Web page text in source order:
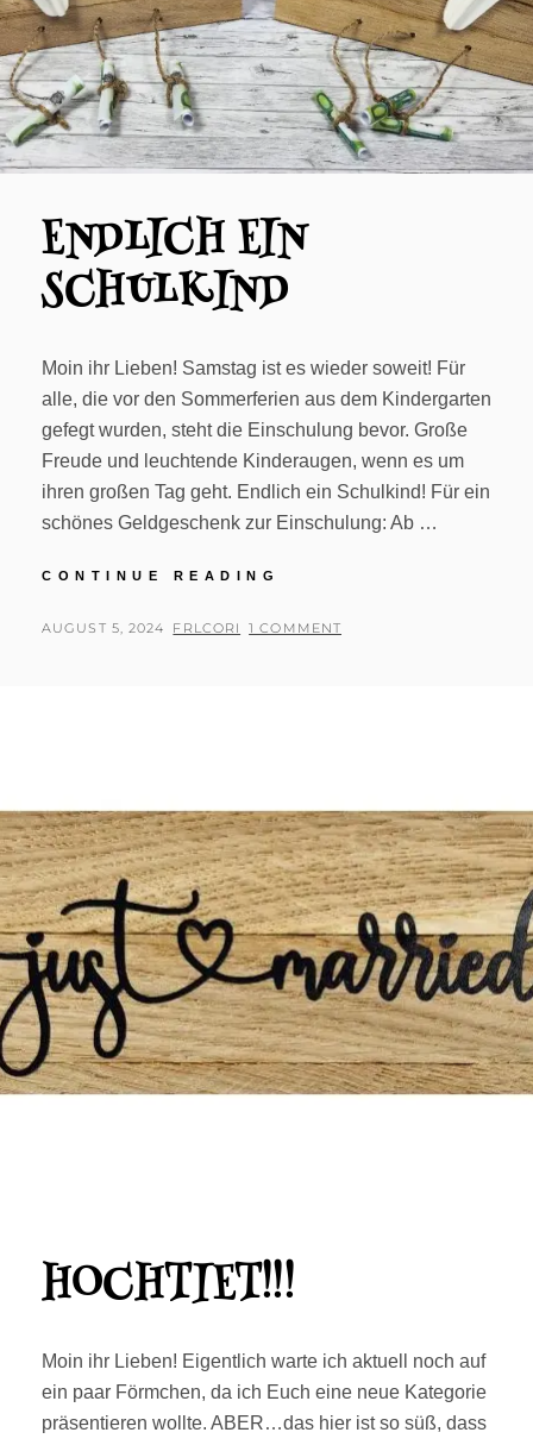
ENDLICH EIN
SCHULKIND
Moin ihr Lieben! Samstag ist es wieder soweit! Für
alle, die vor den Sommerferien aus dem Kindergarten
gefegt wurden, steht die Einschulung bevor. Große
Freude und leuchtende Kinderaugen, wenn es um
ihren großen Tag geht. Endlich ein Schulkind! Für ein
schönes Geldgeschenk zur Einschulung: Ab …
CONTINUE READING
SCHULKIND
POSTED
AUGUST 5, 2024 BY
FRLCORI 1 COMMENT
HOCHTIET!!!
Moin ihr Lieben! Eigentlich warte ich aktuell noch auf
ein paar Förmchen, da ich Euch eine neue Kategorie
präsentieren wollte. ABER…das hier ist so süß, dass